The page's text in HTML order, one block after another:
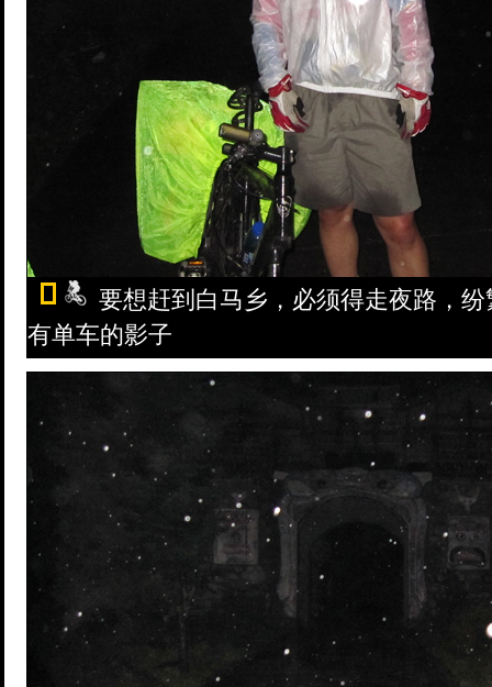
要想赶到白马乡，必须得走夜路，
有单车的影子